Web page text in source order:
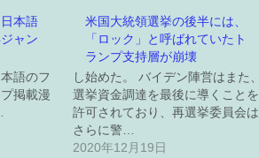
本語
ャン
語のフ
掲載漫
米国大統領選挙の後半には、
「ロック」と呼ばれていたト
ランプ支持層が崩壊
し始めた。 バイデン陣営はまた、
選挙資金調達を最後に導くことを
許可されており、再選挙委員会は
さらに警…
2020年12月19日